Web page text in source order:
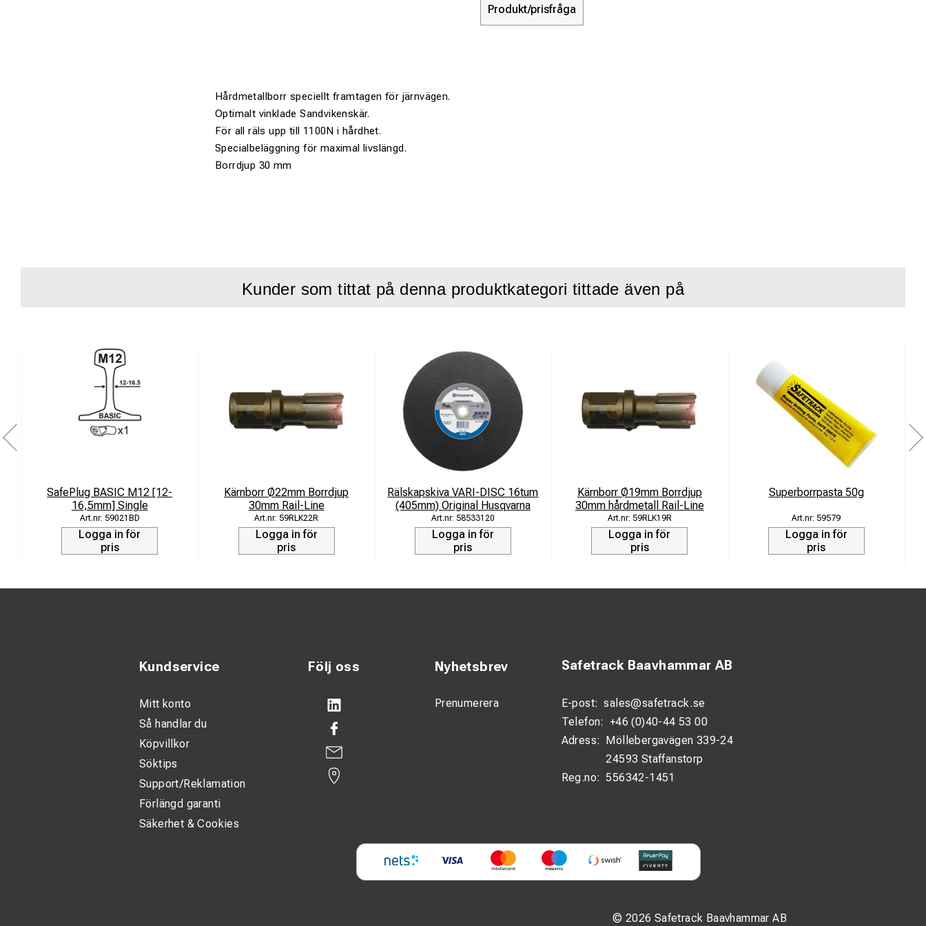
Produkt/prisfråga
Hårdmetallborr speciellt framtagen för järnvägen.
Optimalt vinklade Sandvikenskär.
För all räls upp till 1100N i hårdhet.
Specialbeläggning för maximal livslängd.
Borrdjup 30 mm
Kunder som tittat på denna produktkategori tittade även på
SafePlug BASIC M12 [12-
16,5mm] Single
59021BD
Logga in för
pris
Kärnborr Ø22mm Borrdjup
30mm Rail-Line
59RLK22R
Logga in för
pris
Rälskapskiva VARI-DISC 16tum
(405mm) Original Husqvarna
58533120
Logga in för
pris
Kärnborr Ø19mm Borrdjup
30mm hårdmetall Rail-Line
59RLK19R
Logga in för
pris
Superborrpasta 50g
59579
Logga in för
pris
Följ oss Nyhetsbrev
Prenumerera
© 2026 Safetrack Baavhammar AB
Safetrack Baavhammar AB
E-post: sales@safetrack.se
Telefon: +46 (0)40-44 53 00
Adress: Möllebergavägen 339-24
24593 Staffanstorp
Reg.no: 556342-1451
Kundservice
Mitt konto
Så handlar du
Köpvillkor
Söktips
Support/Reklamation
Förlängd garanti
Säkerhet & Cookies